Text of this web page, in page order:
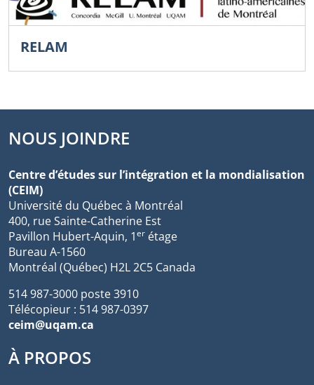
RELAM
NOUS JOINDRE
Centre d’études sur l’intégration et la mondialisation
(CEIM)
Université du Québec à Montréal
400, rue Sainte-Catherine Est
Pavillon Hubert-Aquin, 1er étage
Bureau A-1560
Montréal (Québec) H2L 2C5 Canada
514 987-3000 poste 3910
Télécopieur : 514 987-0397
ceim@uqam.ca
À PROPOS